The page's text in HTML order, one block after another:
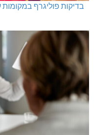
בדיקות פוליגרף